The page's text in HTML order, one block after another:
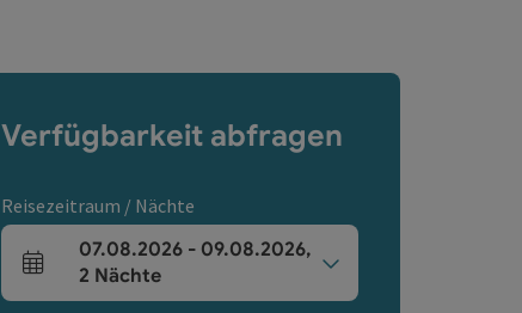
Verfügbarkeit abfragen
Reisezeitraum / Nächte
An- und Abreisefelder
07.08.2026- 09.08.2026,
2 Nächte